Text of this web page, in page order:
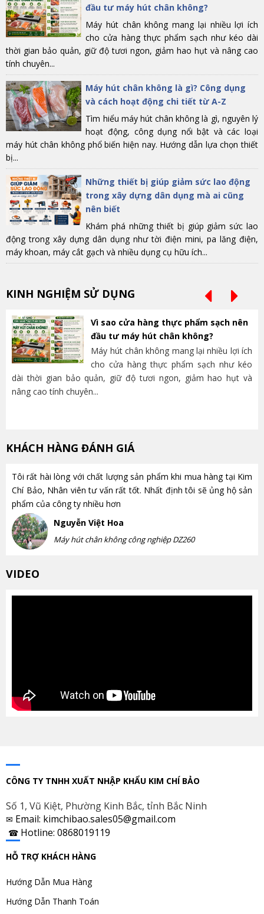
đầu tư máy hút chân không?
Máy hút chân không mang lại nhiều lợi ích
cho cửa hàng thực phẩm sạch như kéo dài
thời gian bảo quản, giữ độ tươi ngon, giảm hao hụt và nâng cao
tính chuyên...
Máy hút chân không là gì? Công dụng
và cách hoạt động chi tiết từ A-Z
Tìm hiểu máy hút chân không là gì, nguyên lý
hoạt động, công dụng nổi bật và các loại
máy hút chân không phổ biến hiện nay. Hướng dẫn lựa chọn thiết
bị...
Những thiết bị giúp giảm sức lao động
trong xây dựng dân dụng mà ai cũng
nên biết
Khám phá những thiết bị giúp giảm sức lao
động trong xây dựng dân dụng như tời điện mini, pa lăng điện,
máy khoan, máy cắt gạch và nhiều dụng cụ hữu ích...
KINH NGHIỆM SỬ DỤNG
Vì sao cửa hàng thực phẩm sạch nên
đầu tư máy hút chân không?
Máy hút chân không mang lại nhiều lợi ích
cho cửa hàng thực phẩm sạch như kéo
dài thời gian bảo quản, giữ độ tươi ngon, giảm hao hụt và
nâng cao tính chuyên...
KHÁCH HÀNG ĐÁNH GIÁ
Tôi rất hài lòng với chất lượng sản phẩm khi mua hàng tại Kim
Chí Bảo, Nhân viên tư vấn rất tốt. Nhất định tôi sẽ ủng hộ sản
phẩm của công ty nhiều hơn
Nguyễn Việt Hoa
Máy hút chân không công nghiệp DZ260
VIDEO
CÔNG TY TNHH XUẤT NHẬP KHẨU KIM CHÍ BẢO
Số 1, Vũ Kiệt, Phường Kinh Bắc, tỉnh Bắc Ninh
✉ Email: kimchibao.sales05@gmail.com
☎ Hotline: 0868019119
HỖ TRỢ KHÁCH HÀNG
Hướng Dẫn Mua Hàng
Hướng Dẫn Thanh Toán